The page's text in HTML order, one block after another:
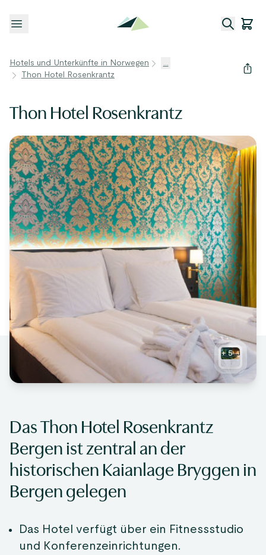
Menü öffnen
Hotels und Unterkünfte in Norwegen
...
Thon Hotel Rosenkrantz
Thon Hotel Rosenkrantz
+5
Das Thon Hotel Rosenkrantz
Bergen ist zentral an der
historischen Kaianlage Bryggen in
Bergen gelegen
Das Hotel verfügt über ein Fitnessstudio
und Konferenzeinrichtungen.